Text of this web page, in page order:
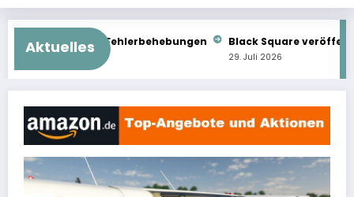
Aktuelles Black Square veröffentlicht Commander 114
29. Juli 2026